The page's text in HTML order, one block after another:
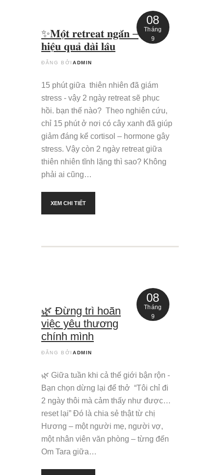
08
Tháng
9
✨𝐌𝐨̣̂𝐭 𝐫𝐞𝐭𝐫𝐞𝐚𝐭 𝐧𝐠𝐚̆́𝐧 –
𝐡𝐢𝐞̣̂𝐮 𝐪𝐮𝐚̉ 𝐝𝐚̀𝐢 𝐥𝐚̂𝐮
ĐĂNG BỞI ADMIN
15 phút giữa thiên nhiên đã giám
stress - vậy 2 ngày retreat sẽ phục
hồi. bạn thế nào? Theo nghiên cứu,
chỉ 15 phút ở nơi có cây xanh đã giúp
giảm đáng kể cortisol – hormone gây
stress. Vậy còn 2 ngày retreat giữa
thiên nhiên tĩnh lặng thì sao? Không
phải ai cũng…
XEM CHI TIẾT
08
Tháng
9
🌿 Đừng trì hoãn
việc yêu thương
chính mình
ĐĂNG BỞI ADMIN
🌿 Giữa tuần khi cả thế giới bận rộn -
Bạn chọn dừng lại để thở “Tôi chỉ đi
2 ngày thôi mà cảm thấy như được…
reset lại” Đó là chia sẻ thật từ chị
Hương – một người mẹ, người vợ,
một nhân viên văn phòng – từng đến
Om Tara giữa…